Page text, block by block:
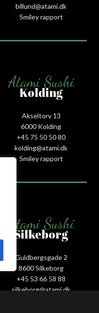
billund@atami.dk
Smiley rapport
Atami Sushi
Kolding
Akseltorv 13
6000 Kolding
+45 75 50 50 80
kolding@atami.dk
Smiley rapport
Atami Sushi
Silkeborg
Guldbergsgade 2
8600 Silkeborg
+45 53 66 58 88
silkeborg@atami.dk